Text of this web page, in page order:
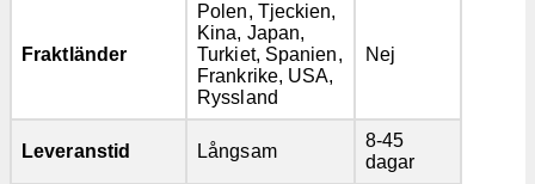
Fraktländer
Polen, Tjeckien,
Kina, Japan,
Turkiet, Spanien,
Frankrike, USA,
Ryssland
Nej
Leveranstid Långsam
8-45
dagar